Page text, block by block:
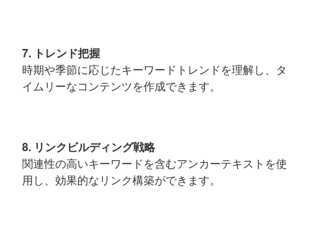
7. トレンド把握
時期や季節に応じたキーワードトレンドを理解し、タ
イムリーなコンテンツを作成できます。
8. リンクビルディング戦略
関連性の高いキーワードを含むアンカーテキストを使
用し、効果的なリンク構築ができます。